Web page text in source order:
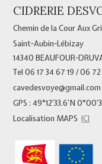
CIDRERIE
Chemin de la Cour Aux
Saint-Aubin-Lébizay
14340 BEAUFOUR-
Tel 06 17 34 67 19 / 06
cavedesvoye@gmail.com
GPS : 49°12’33.6’N
Localisation MAPSICI